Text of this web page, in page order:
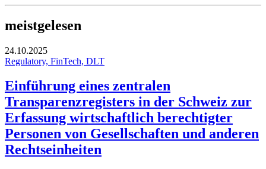
meistgelesen
24.10.2025
Regulatory, FinTech, DLT
Einführung eines zentralen
Transparenzregisters in der Schweiz zur
Erfassung wirtschaftlich berechtigter
Personen von Gesellschaften und anderen
Rechtseinheiten